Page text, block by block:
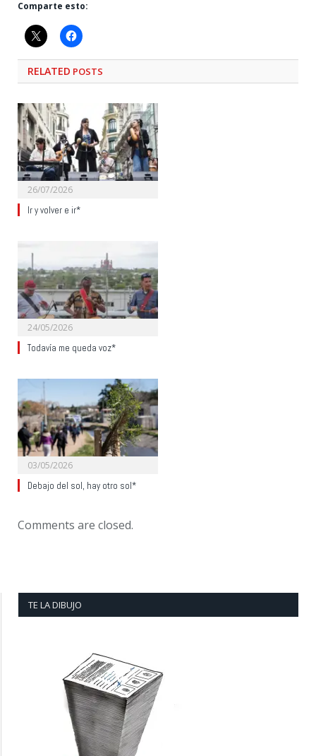
Comparte esto:
RELATED POSTS
26/07/2026
Ir y volver e ir*
24/05/2026
Todavía me queda voz*
03/05/2026
Debajo del sol, hay otro sol*
Comments are closed.
TE LA DIBUJO